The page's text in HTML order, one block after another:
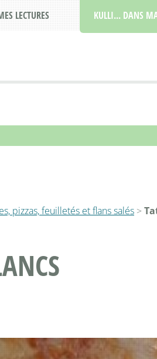
LECTURES KULLI... DANS
pizzas, feuilletés et flans salés >